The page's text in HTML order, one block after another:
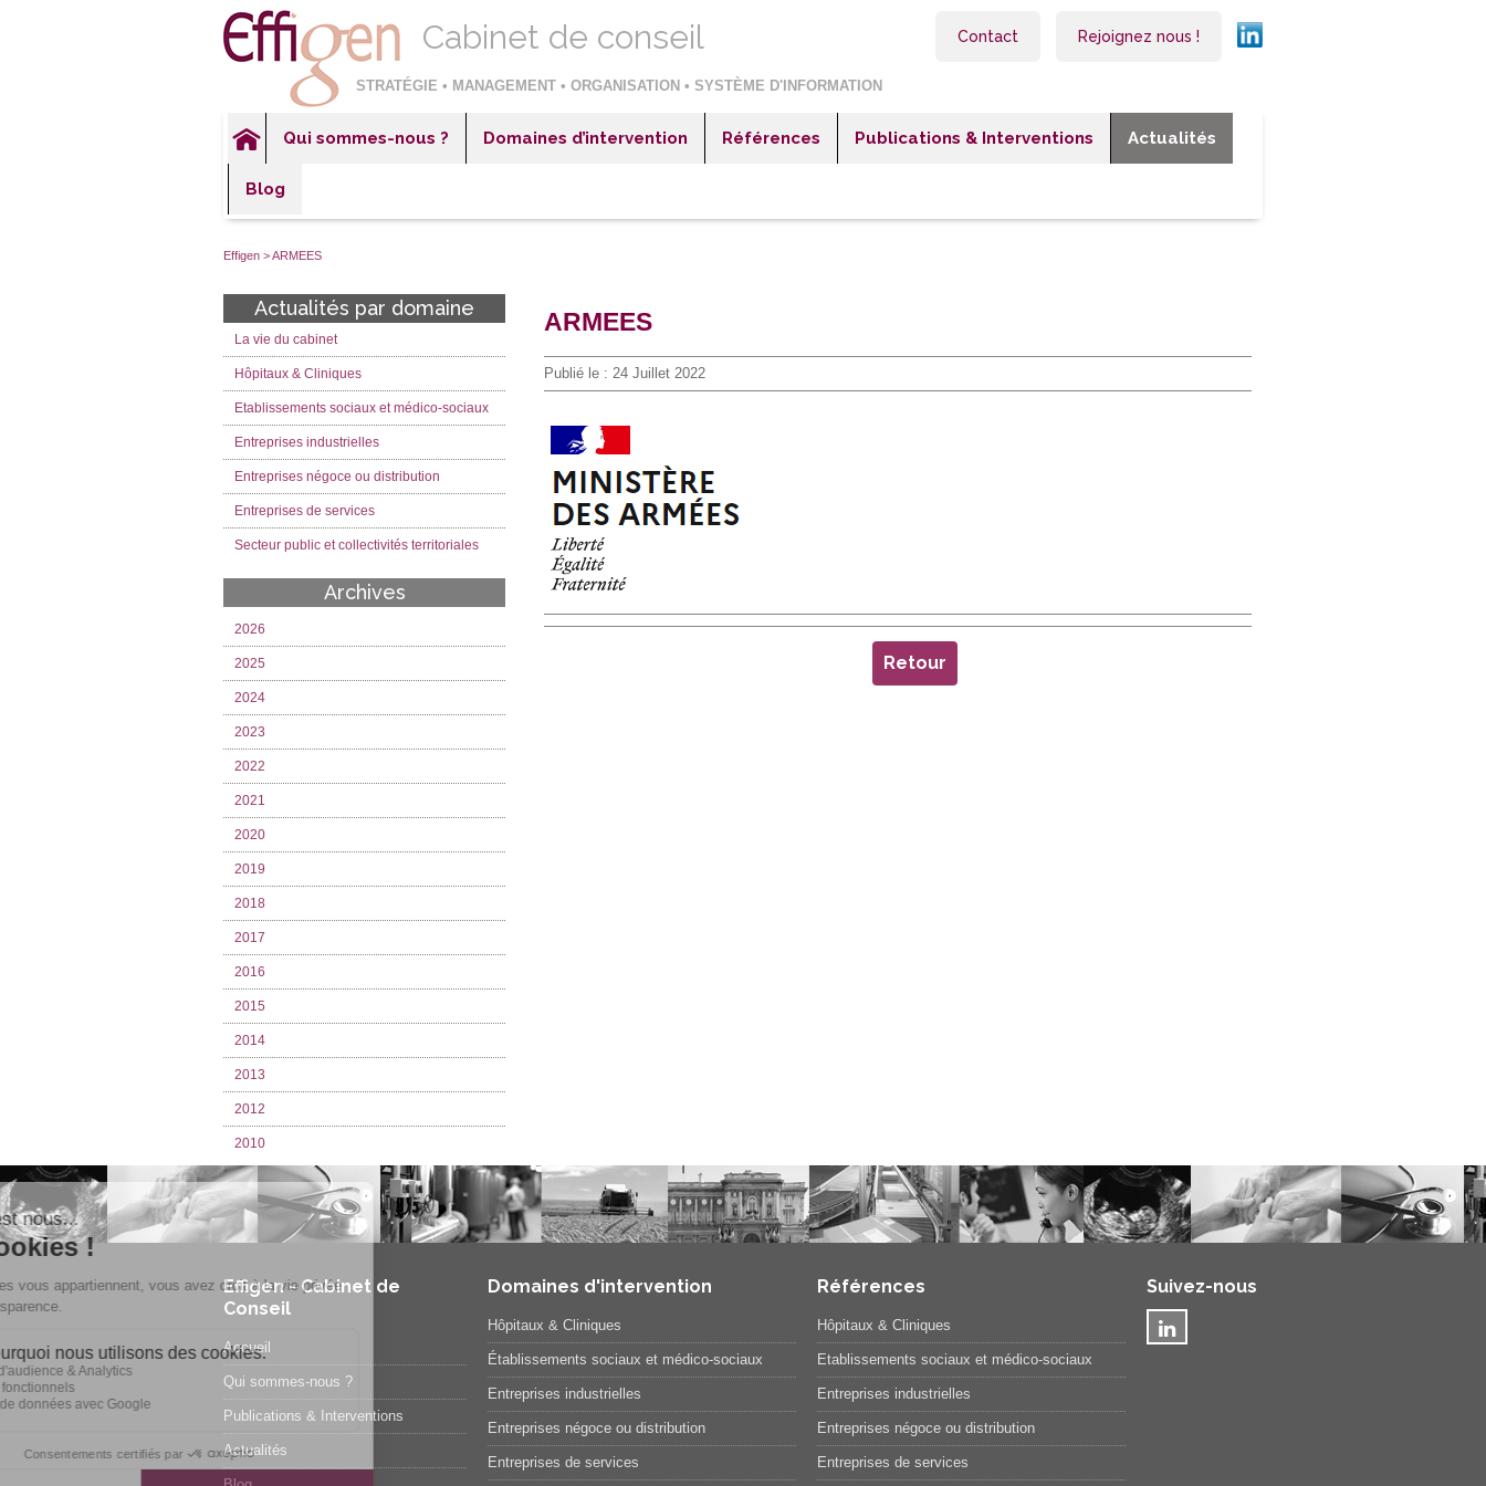
Contact Rejoignez nous !
Cabinet de conseil
STRATÉGIE • MANAGEMENT • ORGANISATION • SYSTÈME D'INFORMATION
Qui sommes-nous ? Domaines d’intervention
Entreprises de services
Références Publications & Interventions Actualités
Blog
Effigen >ARMEES
ARMEES
Publié le : 24 Juillet 2022
Retour
Actualités par domaine
La vie du cabinet
Hôpitaux & Cliniques
Etablissements sociaux et médico-sociaux
Entreprises industrielles
Entreprises négoce ou distribution
Entreprises de services
Secteur public et collectivités territoriales
Archives
2026
2025
2024
2023
2022
2021
2020
2019
2018
2017
2016
2015
2014
2013
2012
2010
Effigen - Cabinet de
Conseil
Accueil
Qui sommes-nous ?
Publications & Interventions
Actualités
Domaines d'intervention
Hôpitaux & Cliniques
Établissements sociaux et médico-sociaux
Entreprises industrielles
Entreprises négoce ou distribution
Entreprises de services
Références
Hôpitaux & Cliniques
Etablissements sociaux et médico-sociaux
Entreprises industrielles
Entreprises négoce ou distribution
Entreprises de services
Suivez-nous